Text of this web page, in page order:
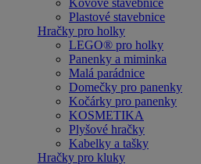
Kovové stavebnice
Plastové stavebnice
Hračky pro holky
LEGO® pro holky
Panenky a miminka
Malá parádnice
Domečky pro panenky
Kočárky pro panenky
KOSMETIKA
Plyšové hračky
Kabelky a tašky
Hračky pro kluky